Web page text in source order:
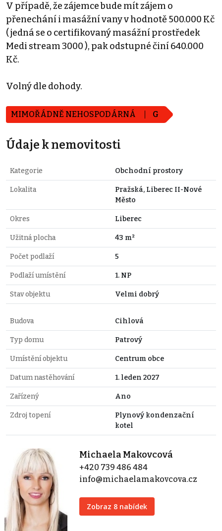
V případě, že zájemce bude mít zájem o
přenechání i masážní vany v hodnotě 500.000 Kč
( jedná se o certifikovaný masážní prostředek
Medi stream 3000 ), pak odstupné činí 640.000
Kč.
Volný dle dohody.
MIMOŘÁDNĚ NEHOSPODÁRNÁ G
Údaje k nemovitosti
Kategorie Obchodní prostory
Lokalita
Pražská, Liberec II-Nové
Město
Okres Liberec
Užitná plocha 43 m²
Počet podlaží 5
Podlaží umístění 1. NP
Stav objektu Velmi dobrý
Budova Cihlová
Typ domu Patrový
Umístění objektu Centrum obce
Datum nastěhování 1. leden 2027
Zařízený Ano
Zdroj topení
Plynový kondenzační
kotel
Michaela Makovcová
+420 739 486 484
info@michaelamakovcova.cz
Zobraz 8 nabídek